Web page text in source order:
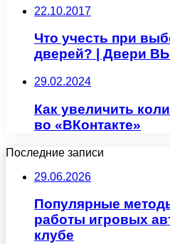
22.10.2017
Что учесть при
дверей? | Двери
29.02.2024
Как увеличить
во «ВКонтакте»
Последние записи
29.06.2026
Популярные
работы игровых
клубе